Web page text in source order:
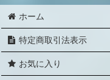
ホーム
特定商取引法表示
お気に入り